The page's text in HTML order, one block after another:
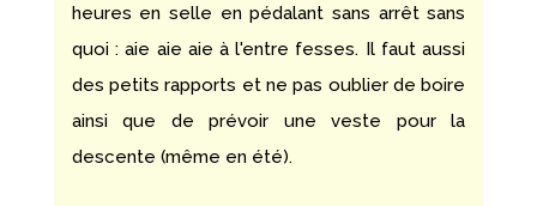
heures en selle en pédalant sans arrêt sans
quoi : aie aie aie à l'entre fesses. Il faut aussi
des petits rapports et ne pas oublier de boire
ainsi que de prévoir une veste pour la
descente (même en été).